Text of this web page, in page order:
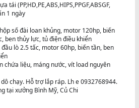
tái (PP,HD,PE,ABS,HIPS,PPGF,ABSGF,
1 ngày
số đài loan khủng, motor 120hp, biến
ben thủy lực, tủ điện điều khiển
lò 2.5 tấc, motor 60hp, biến tần, ben
chứa liệu, máng nước, vít load nguyên
chạy. Hỗ trợ lắp ráp. Lh e 0932768944.
tại xưởng Bình Mỹ, Củ Chi